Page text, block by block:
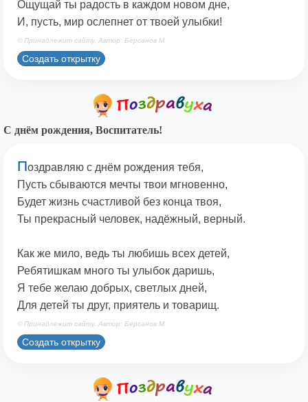
Ощущай ты радость в каждом новом дне,
И, пусть, мир ослепнет от твоей улыбки!
© Принадлежит сайту. Автор: Берсанов М.
Создать открытку
С днём рождения, Воспитатель!
Поздравляю с днём рождения тебя,
Пусть сбываются мечты твои мгновенно,
Будет жизнь счастливой без конца твоя,
Ты прекрасный человек, надёжный, верный.
Как же мило, ведь ты любишь всех детей,
Ребятишкам много ты улыбок даришь,
Я тебе желаю добрых, светлых дней,
Для детей ты друг, приятель и товарищ.
© Принадлежит сайту. Автор: Берсанов М.
Создать открытку